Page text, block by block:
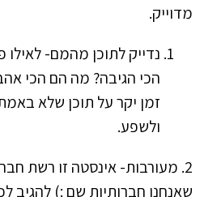
מדוייק.
נדייק לתוכן מהמם-
הכי הגיבה? מה הם הכי
זמן יקר על תוכן שלא
ולשפע.
2. מעורבות- אינסטה זו רשת
שאנחנו חברותיות שם :) להגיב